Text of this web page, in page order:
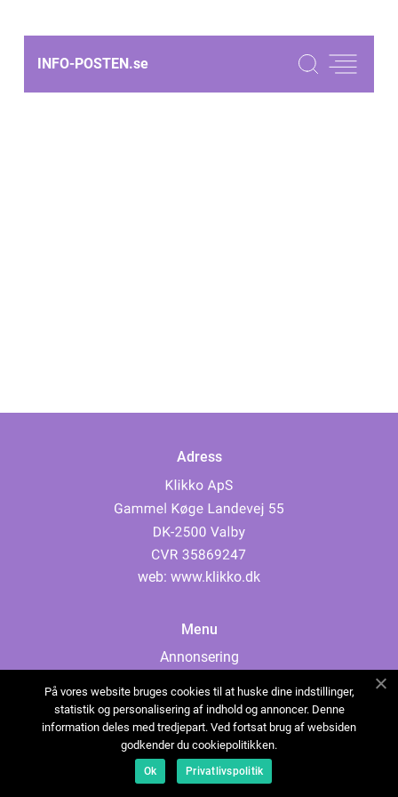
INFO-POSTEN.se
Adress
web: www.klikko.dk
Menu
Annonsering
Cookies
Kontakta oss
Sitemap
På vores website bruges cookies til at huske dine indstillinger,
statistik og personalisering af indhold og annoncer. Denne
information deles med tredjepart. Ved fortsat brug af websiden
godkender du cookiepolitikken.
Ok Privatlivspolitik